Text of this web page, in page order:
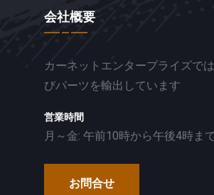
会社概要
カーネットエンタープライズで
びパーツを輸出しています
営業時間
月～金: 午前10時から午後4時ま
お問合せ